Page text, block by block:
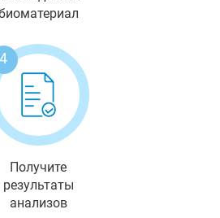
4
Получите
результаты
анализов